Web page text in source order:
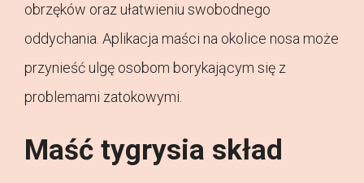
obrzęków oraz ułatwieniu swobodnego
oddychania. Aplikacja maści na okolice nosa może
przynieść ulgę osobom borykającym się z
problemami zatokowymi.
Maść tygrysia skład